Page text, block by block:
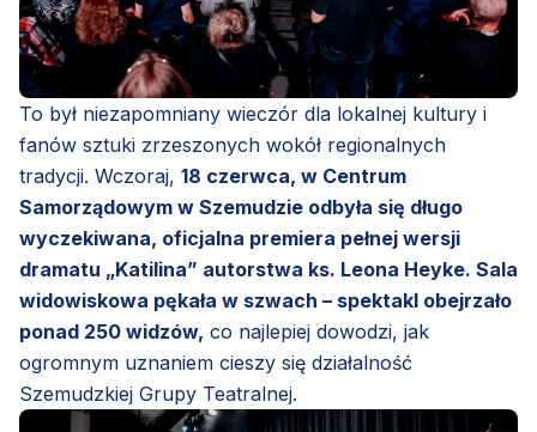
To był niezapomniany wieczór dla lokalnej kultury i
fanów sztuki zrzeszonych wokół regionalnych
tradycji. Wczoraj, 18 czerwca, w Centrum
Samorządowym w Szemudzie odbyła się długo
wyczekiwana, oficjalna premiera pełnej wersji
dramatu „Katilina” autorstwa ks. Leona Heyke. Sala
widowiskowa pękała w szwach – spektakl obejrzało
ponad 250 widzów, co najlepiej dowodzi, jak
ogromnym uznaniem cieszy się działalność
Szemudzkiej Grupy Teatralnej.